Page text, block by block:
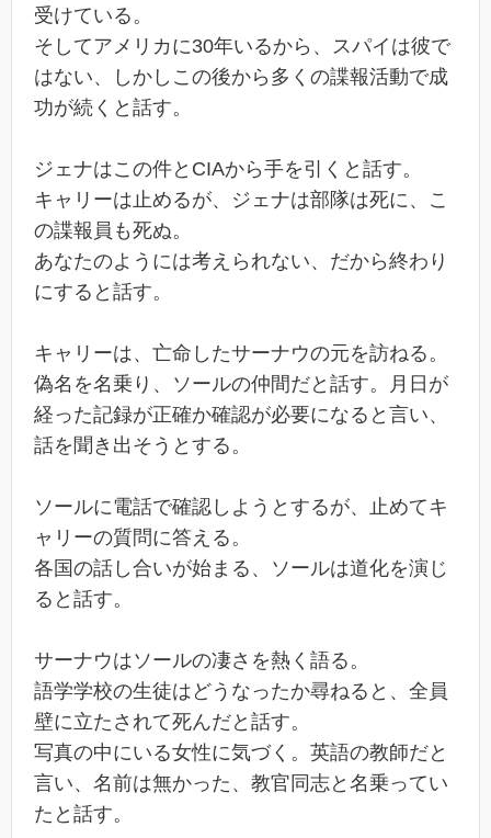
受けている。
そしてアメリカに30年いるから、スパイは彼で
はない、しかしこの後から多くの諜報活動で成
功が続くと話す。
ジェナはこの件とCIAから手を引くと話す。
キャリーは止めるが、ジェナは部隊は死に、こ
の諜報員も死ぬ。
あなたのようには考えられない、だから終わり
にすると話す。
キャリーは、亡命したサーナウの元を訪ねる。
偽名を名乗り、ソールの仲間だと話す。月日が
経った記録が正確か確認が必要になると言い、
話を聞き出そうとする。
ソールに電話で確認しようとするが、止めてキ
ャリーの質問に答える。
各国の話し合いが始まる、ソールは道化を演じ
ると話す。
サーナウはソールの凄さを熱く語る。
語学学校の生徒はどうなったか尋ねると、全員
壁に立たされて死んだと話す。
写真の中にいる女性に気づく。英語の教師だと
言い、名前は無かった、教官同志と名乗ってい
たと話す。